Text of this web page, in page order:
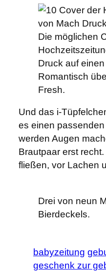
Die möglichen
Druck auf
Romantisch
Fresh.
Und das i-
es einen passenden
werden Augen
Brautpaar erst
fließen, vor Lachen
Drei von neun
Bierdeckels.
babyzeitung
geschenk zur